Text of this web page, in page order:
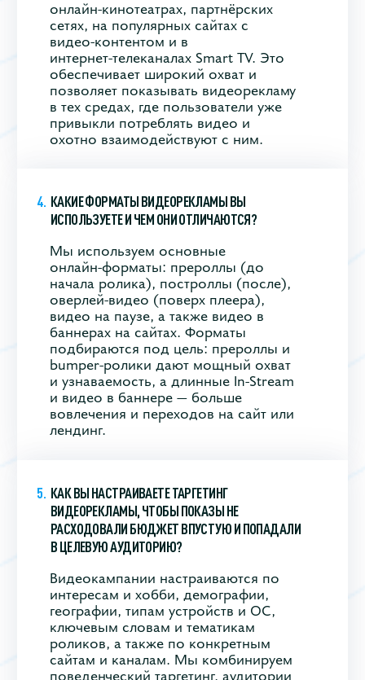
онлайн‑кинотеатрах, партнёрских
сетях, на популярных сайтах с
видео‑контентом и в
интернет‑телеканалах Smart TV. Это
обеспечивает широкий охват и
позволяет показывать видеорекламу
в тех средах, где пользователи уже
привыкли потреблять видео и
охотно взаимодействуют с ним.
КАКИЕ ФОРМАТЫ ВИДЕОРЕКЛАМЫ ВЫ
ИСПОЛЬЗУЕТЕ И ЧЕМ ОНИ ОТЛИЧАЮТСЯ?
Мы используем основные
онлайн‑форматы: прероллы (до
начала ролика), построллы (после),
оверлей‑видео (поверх плеера),
видео на паузе, а также видео в
баннерах на сайтах. Форматы
подбираются под цель: прероллы и
bumper‑ролики дают мощный охват
и узнаваемость, а длинные In‑Stream
и видео в баннере — больше
вовлечения и переходов на сайт или
лендинг.
КАК ВЫ НАСТРАИВАЕТЕ ТАРГЕТИНГ
ВИДЕОРЕКЛАМЫ, ЧТОБЫ ПОКАЗЫ НЕ
РАСХОДОВАЛИ БЮДЖЕТ ВПУСТУЮ И ПОПАДАЛИ
В ЦЕЛЕВУЮ АУДИТОРИЮ?
Видеокампании настраиваются по
интересам и хобби, демографии,
географии, типам устройств и ОС,
ключевым словам и тематикам
роликов, а также по конкретным
сайтам и каналам. Мы комбинируем
поведенческий таргетинг, аудитории